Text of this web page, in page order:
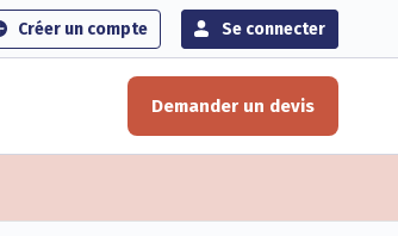
Créer un compte Se connecter
Demander un devis